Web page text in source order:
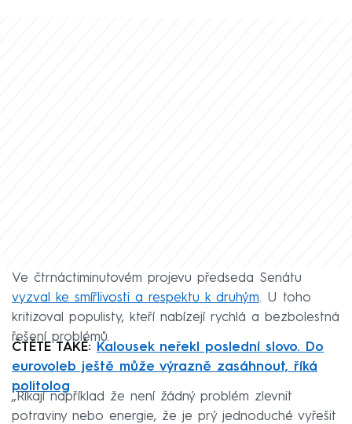
Ve čtrnáctiminutovém projevu předseda Senátu
vyzval ke smířlivosti a respektu k druhým. U toho
kritizoval populisty, kteří nabízejí rychlá a bezbolestná
řešení problémů.
ČTĚTE TAKÉ:
Kalousek neřekl poslední slovo. Do
eurovoleb ještě může výrazně zasáhnout, říká
politolog
„Říkají například že není žádný problém zlevnit
potraviny nebo energie, že je prý jednoduché vyřešit